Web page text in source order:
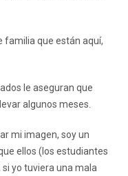
familia que están aquí,
le aseguran que
algunos meses.
mi imagen, soy un
ellos (los estudiantes
yo tuviera una mala